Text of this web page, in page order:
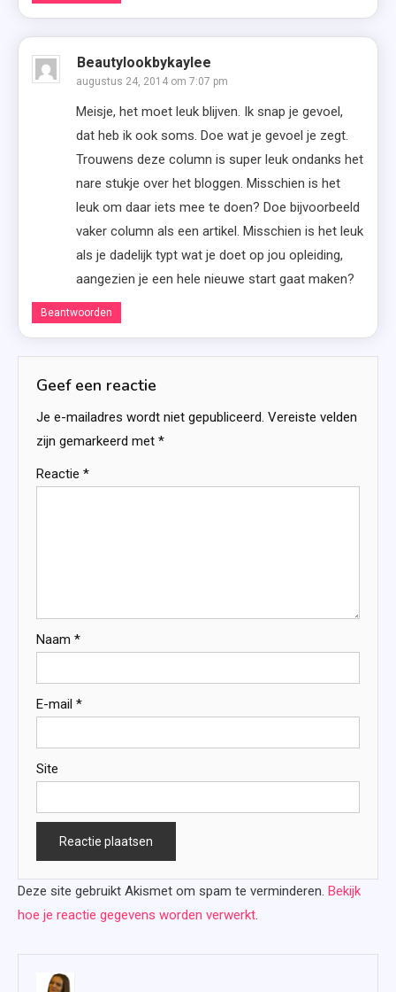
Beautylookbykaylee
augustus 24, 2014 om 7:07 pm
Meisje, het moet leuk blijven. Ik snap je gevoel,
dat heb ik ook soms. Doe wat je gevoel je zegt.
Trouwens deze column is super leuk ondanks het
nare stukje over het bloggen. Misschien is het
leuk om daar iets mee te doen? Doe bijvoorbeeld
vaker column als een artikel. Misschien is het leuk
als je dadelijk typt wat je doet op jou opleiding,
aangezien je een hele nieuwe start gaat maken?
Beantwoorden
Geef een reactie
Je e-mailadres wordt niet gepubliceerd. Vereiste velden
zijn gemarkeerd met *
Reactie *
Naam *
E-mail *
Site
Deze site gebruikt Akismet om spam te verminderen. Bekijk
hoe je reactie gegevens worden verwerkt.